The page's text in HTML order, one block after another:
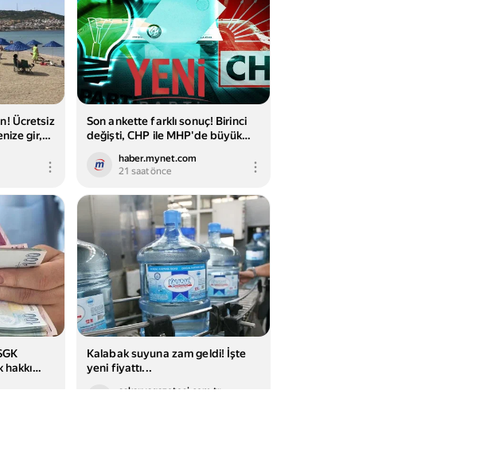
Ücretsiz
gir,
Son ankette farklı sonuç! Birinci
değişti, CHP ile MHP'de büyük
haber.mynet.com
21 saat önce
Kalabak suyuna zam geldi! İşte
yeni fiyattı...
sakaryagazetesi.com.tr